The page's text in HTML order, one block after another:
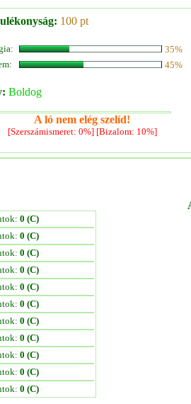
100 pt
35%
45%
Boldog
A ló nem elég szelíd!
[Szerszámismeret: 0%] [Bizalom: 10%]
0 (C)
0 (C)
0 (C)
0 (C)
0 (C)
0 (C)
0 (C)
0 (C)
0 (C)
0 (C)
0 (C)